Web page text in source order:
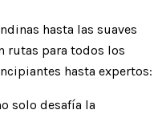
hasta las suaves
rutas para todos los
hasta expertos:
solo desafía la